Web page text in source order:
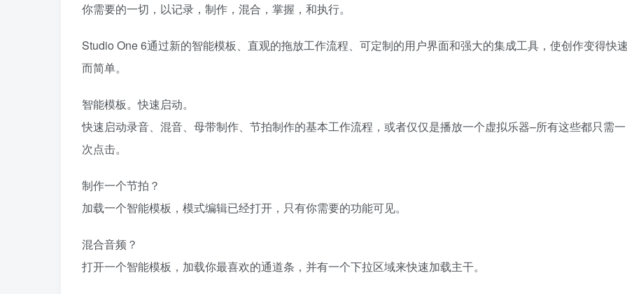
你需要的一切，以记录，制作，混合，掌握，和执行。
Studio One 6通过新的智能模板、直观的拖放工作流程、可定制的用户界面和强大的集成工具，使创作变得快
而简单。
智能模板。快速启动。
快速启动录音、混音、母带制作、节拍制作的基本工作流程，或者仅仅是播放一个虚拟乐器–所有这些都只需一
次点击。
制作一个节拍？
加载一个智能模板，模式编辑已经打开，只有你需要的功能可见。
混合音频？
打开一个智能模板，加载你最喜欢的通道条，并有一个下拉区域来快速加载主干。